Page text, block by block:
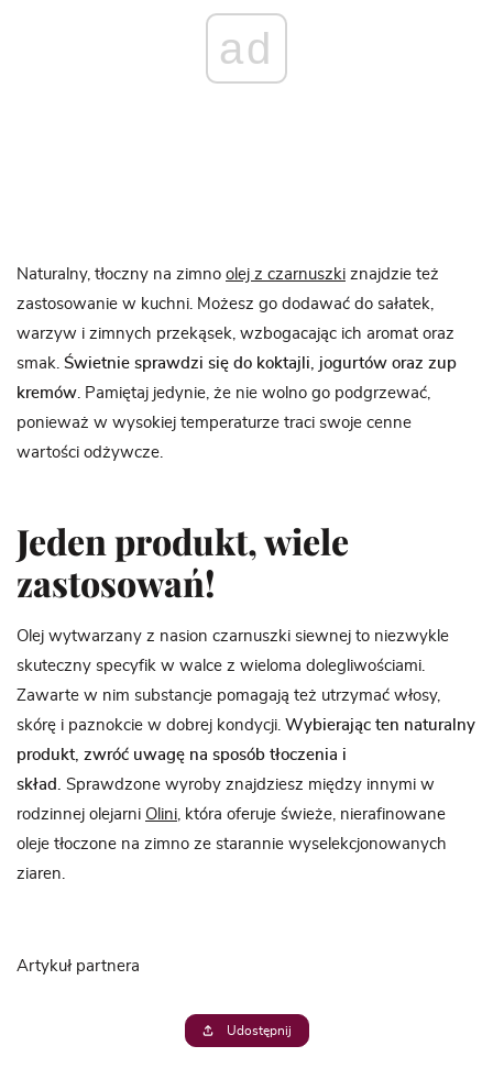
ad
Naturalny, tłoczny na zimno olej z czarnuszki znajdzie też
zastosowanie w kuchni. Możesz go dodawać do sałatek,
warzyw i zimnych przekąsek, wzbogacając ich aromat oraz
smak. Świetnie sprawdzi się do koktajli, jogurtów oraz zup
kremów. Pamiętaj jedynie, że nie wolno go podgrzewać,
ponieważ w wysokiej temperaturze traci swoje cenne
wartości odżywcze.
Jeden produkt, wiele
zastosowań!
Olej wytwarzany z nasion czarnuszki siewnej to niezwykle
skuteczny specyfik w walce z wieloma dolegliwościami.
Zawarte w nim substancje pomagają też utrzymać włosy,
skórę i paznokcie w dobrej kondycji. Wybierając ten naturalny
produkt, zwróć uwagę na sposób tłoczenia i
skład. Sprawdzone wyroby znajdziesz między innymi w
rodzinnej olejarni Olini, która oferuje świeże, nierafinowane
oleje tłoczone na zimno ze starannie wyselekcjonowanych
ziaren.
Artykuł partnera
Udostępnij